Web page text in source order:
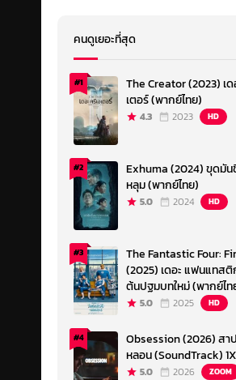
คนดูเยอะที่สุด
#1
The Creator (2023) เด
เตอร์ (พากย์ไทย)
4.3 2023 HD
#2
Exhuma (2024) ขุดมัน
หลุม (พากย์ไทย)
5.0 2024 HD
#3
The Fantastic Four:
(2025) เดอะ แฟนแทสติ
ต้นปฐมบทใหม่ (พากย์ไท
5.0 2025 HD
#4
Obsession (2026) ส
หลอน (SoundTrack) 1X
5.0 2026 ZOOM